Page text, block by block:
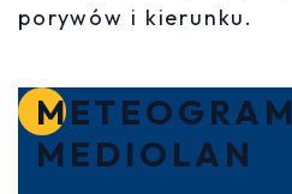
porywów i kierunku.
MEDIOLAN